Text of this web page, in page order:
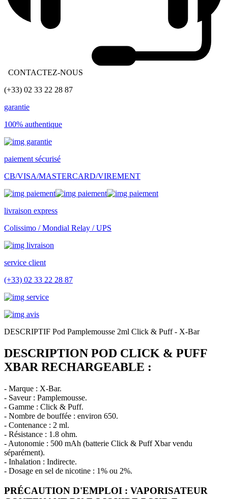
CONTACTEZ-NOUS
(+33) 02 33 22 28 87
garantie
100% authentique
paiement sécurisé
CB/VISA/MASTERCARD/VIREMENT
livraison express
Colissimo / Mondial Relay / UPS
service client
(+33) 02 33 22 28 87
DESCRIPTIF Pod Pamplemousse 2ml Click & Puff - X-Bar
DESCRIPTION POD CLICK & PUFF
XBAR RECHARGEABLE :
- Marque : X-Bar.
- Saveur : Pamplemousse.
- Gamme : Click & Puff.
- Nombre de bouffée : environ 650.
- Contenance : 2 ml.
- Résistance : 1.8 ohm.
- Autonomie : 500 mAh (batterie Click & Puff Xbar vendu
séparément).
- Inhalation : Indirecte.
- Dosage en sel de nicotine : 1% ou 2%.
PRÉCAUTION D'EMPLOI : VAPORISATEUR